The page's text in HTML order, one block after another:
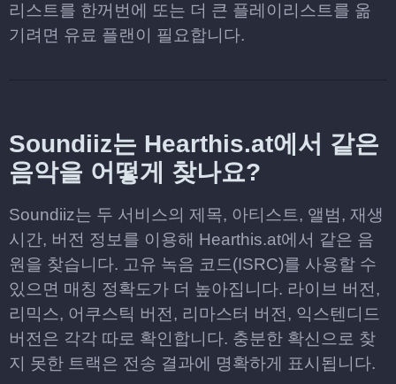
리스트를 한꺼번에 또는 더 큰 플레이리스트를 옮
기려면 유료 플랜이 필요합니다.
Soundiiz는 Hearthis.at에서 같은
음악을 어떻게 찾나요?
Soundiiz는 두 서비스의 제목, 아티스트, 앨범, 재생
시간, 버전 정보를 이용해 Hearthis.at에서 같은 음
원을 찾습니다. 고유 녹음 코드(ISRC)를 사용할 수
있으면 매칭 정확도가 더 높아집니다. 라이브 버전,
리믹스, 어쿠스틱 버전, 리마스터 버전, 익스텐디드
버전은 각각 따로 확인합니다. 충분한 확신으로 찾
지 못한 트랙은 전송 결과에 명확하게 표시됩니다.